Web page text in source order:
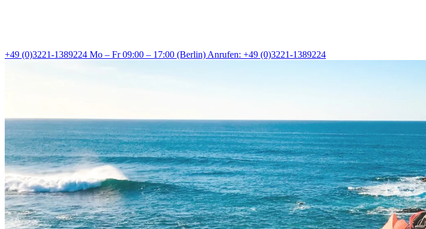
+49 (0)3221-1389224 Mo – Fr 09:00 – 17:00 (Berlin) Anrufen: +49 (0)3221-1389224